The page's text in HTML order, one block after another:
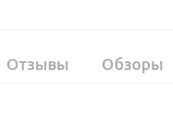
Отзывы Обзоры